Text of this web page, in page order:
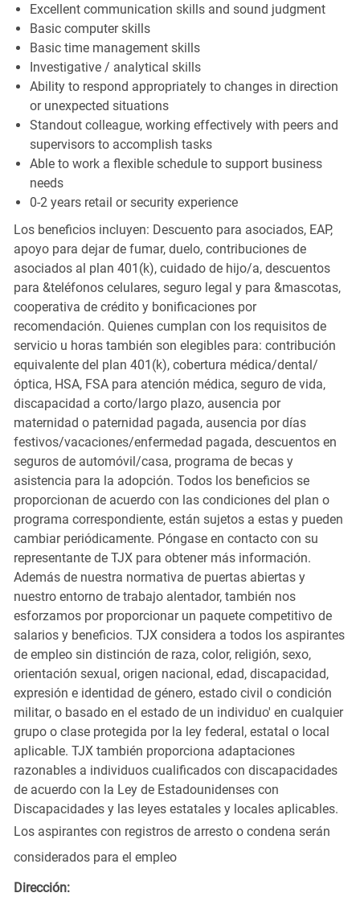
Excellent communication skills and sound judgment
Basic computer skills
Basic time management skills
Investigative / analytical skills
Ability to respond appropriately to changes in direction
or unexpected situations
Standout colleague, working effectively with peers and
supervisors to accomplish tasks
Able to work a flexible schedule to support business
needs
0-2 years retail or security experience
Los beneficios incluyen: Descuento para asociados, EAP,
apoyo para dejar de fumar, duelo, contribuciones de
asociados al plan 401(k), cuidado de hijo/a, descuentos
para &teléfonos celulares, seguro legal y para &mascotas,
cooperativa de crédito y bonificaciones por
recomendación. Quienes cumplan con los requisitos de
servicio u horas también son elegibles para: contribución
equivalente del plan 401(k), cobertura médica/dental/
óptica, HSA, FSA para atención médica, seguro de vida,
discapacidad a corto/largo plazo, ausencia por
maternidad o paternidad pagada, ausencia por días
festivos/vacaciones/enfermedad pagada, descuentos en
seguros de automóvil/casa, programa de becas y
asistencia para la adopción. Todos los beneficios se
proporcionan de acuerdo con las condiciones del plan o
programa correspondiente, están sujetos a estas y pueden
cambiar periódicamente. Póngase en contacto con su
representante de TJX para obtener más información.
Además de nuestra normativa de puertas abiertas y
nuestro entorno de trabajo alentador, también nos
esforzamos por proporcionar un paquete competitivo de
salarios y beneficios. TJX considera a todos los aspirantes
de empleo sin distinción de raza, color, religión, sexo,
orientación sexual, origen nacional, edad, discapacidad,
expresión e identidad de género, estado civil o condición
militar, o basado en el estado de un individuo' en cualquier
grupo o clase protegida por la ley federal, estatal o local
aplicable. TJX también proporciona adaptaciones
razonables a individuos cualificados con discapacidades
de acuerdo con la Ley de Estadounidenses con
Discapacidades y las leyes estatales y locales aplicables.
Los aspirantes con registros de arresto o condena serán
considerados para el empleo
Dirección: